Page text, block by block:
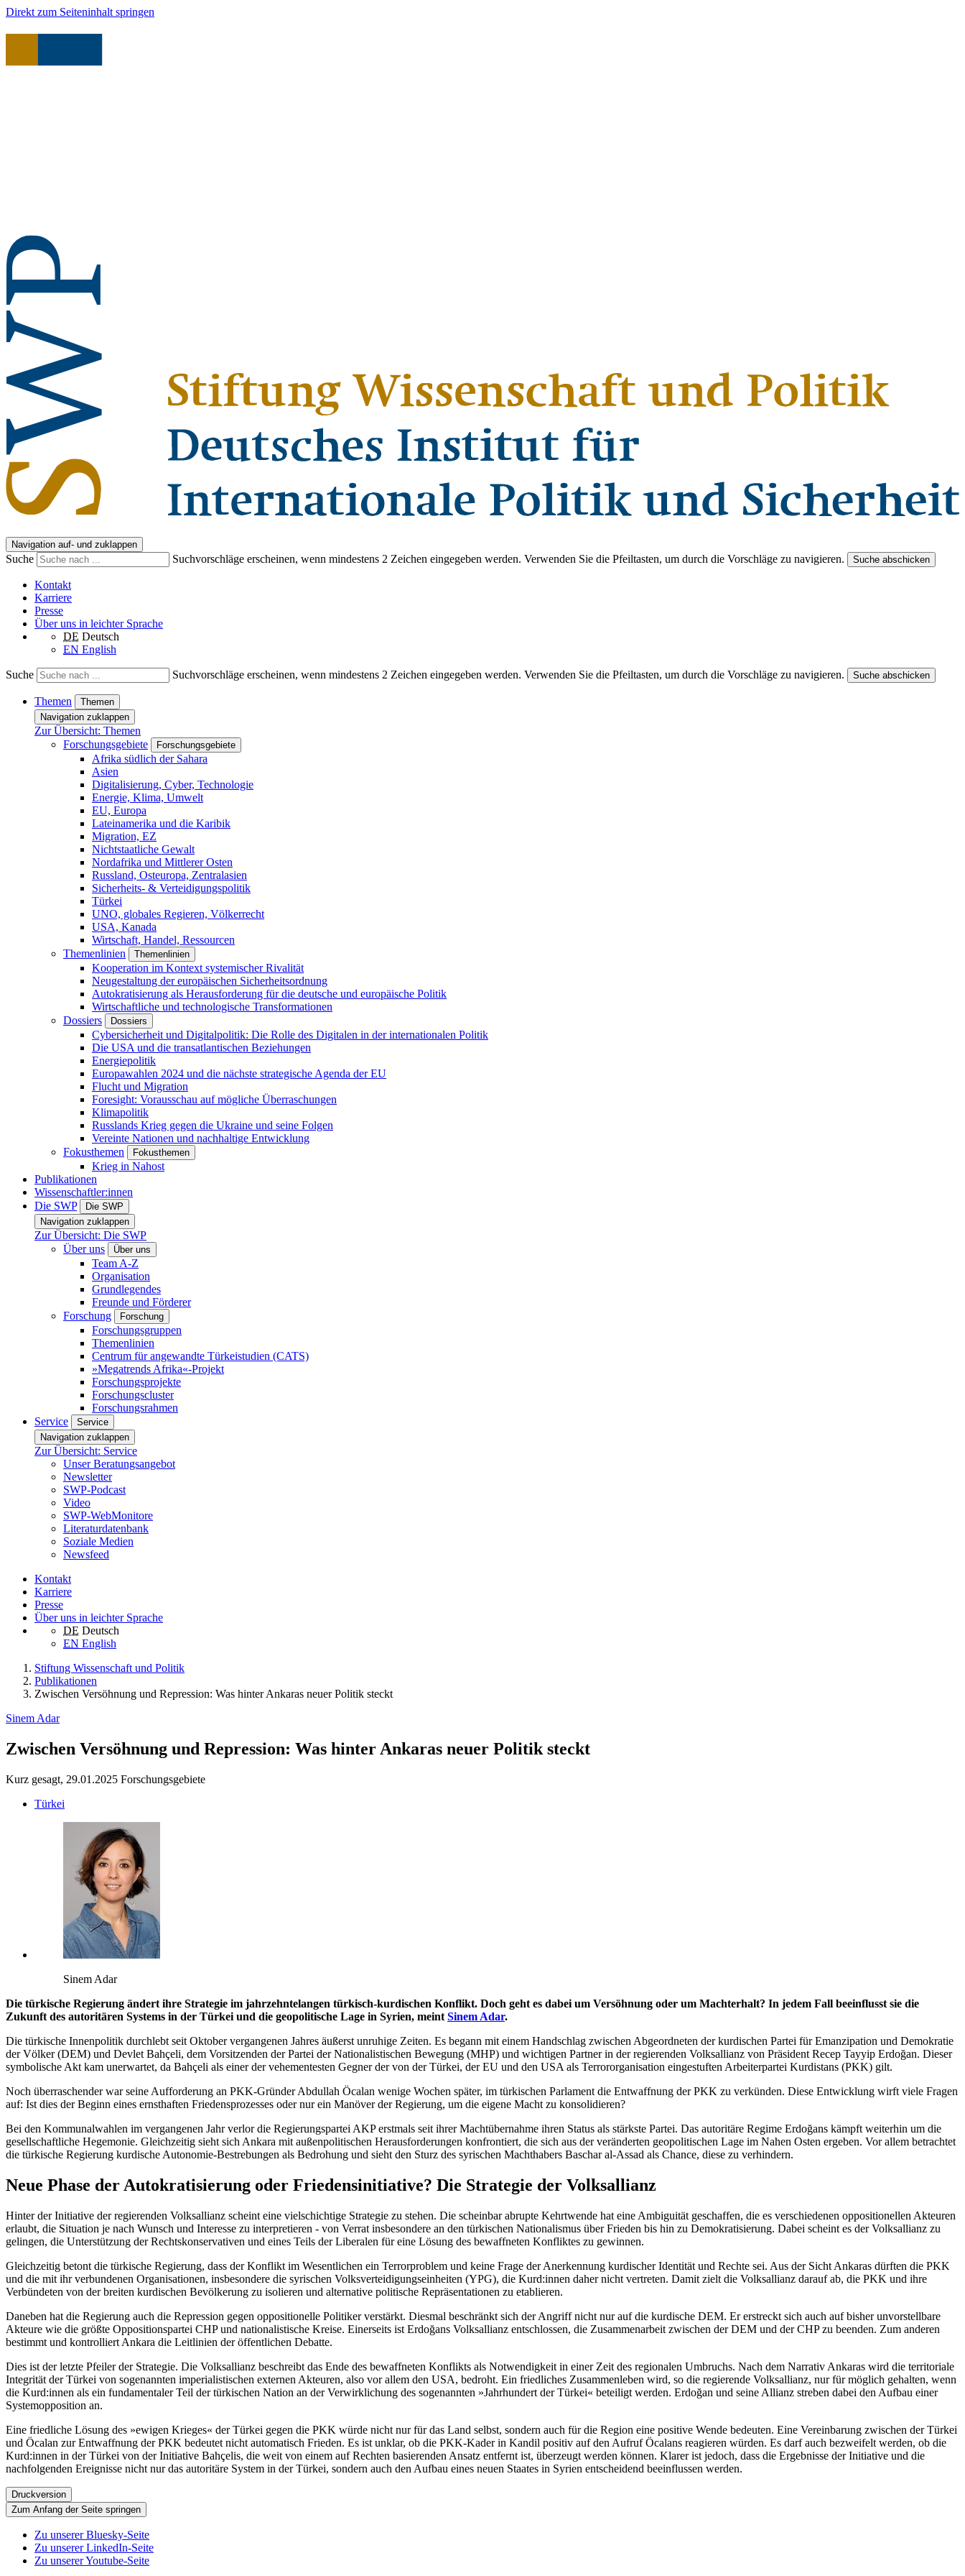
Direkt zum Seiteninhalt springen
Navigation auf- und zuklappen
Suche Suchvorschläge erscheinen, wenn mindestens 2 Zeichen eingegeben werden. Verwenden Sie die Pfeiltasten, um durch die Vorschläge zu navigieren. Suche abschicken
Kontakt
Karriere
Presse
Über uns in leichter Sprache
DE Deutsch
EN English
Suche Suchvorschläge erscheinen, wenn mindestens 2 Zeichen eingegeben werden. Verwenden Sie die Pfeiltasten, um durch die Vorschläge zu navigieren. Suche abschicken
Themen
Themen
Navigation zuklappen
Zur Übersicht: Themen
Forschungsgebiete
Forschungsgebiete
Afrika südlich der Sahara
Asien
Digitalisierung, Cyber, Technologie
Energie, Klima, Umwelt
EU, Europa
Lateinamerika und die Karibik
Migration, EZ
Nichtstaatliche Gewalt
Nordafrika und Mittlerer Osten
Russland, Osteuropa, Zentralasien
Sicherheits- & Verteidigungspolitik
Türkei
UNO, globales Regieren, Völkerrecht
USA, Kanada
Wirtschaft, Handel, Ressourcen
Themenlinien
Themenlinien
Kooperation im Kontext systemischer Rivalität
Neugestaltung der europäischen Sicherheitsordnung
Autokratisierung als Herausforderung für die deutsche und europäische Politik
Wirtschaftliche und technologische Transformationen
Dossiers
Dossiers
Cybersicherheit und Digitalpolitik: Die Rolle des Digitalen in der internationalen Politik
Die USA und die transatlantischen Beziehungen
Energiepolitik
Europawahlen 2024 und die nächste strategische Agenda der EU
Flucht und Migration
Foresight: Vorausschau auf mögliche Überraschungen
Klimapolitik
Russlands Krieg gegen die Ukraine und seine Folgen
Vereinte Nationen und nachhaltige Entwicklung
Fokusthemen
Fokusthemen
Krieg in Nahost
Publikationen
Wissenschaftler:innen
Die SWP
Die SWP
Navigation zuklappen
Zur Übersicht: Die SWP
Über uns
Über uns
Team A-Z
Organisation
Grundlegendes
Freunde und Förderer
Forschung
Forschung
Forschungsgruppen
Themenlinien
Centrum für angewandte Türkeistudien (CATS)
»Megatrends Afrika«-Projekt
Forschungsprojekte
Forschungscluster
Forschungsrahmen
Service
Service
Navigation zuklappen
Zur Übersicht: Service
Unser Beratungsangebot
Newsletter
SWP-Podcast
Video
SWP-WebMonitore
Literaturdatenbank
Soziale Medien
Newsfeed
Kontakt
Karriere
Presse
Über uns in leichter Sprache
DE Deutsch
EN English
Stiftung Wissenschaft und Politik
Publikationen
Zwischen Versöhnung und Repression: Was hinter Ankaras neuer Politik steckt
Sinem Adar
Zwischen Versöhnung und Repression: Was hinter Ankaras neuer Politik steckt
Kurz gesagt, 29.01.2025 Forschungsgebiete
Türkei
Sinem Adar
Die türkische Regierung ändert ihre Strategie im jahrzehntelangen türkisch-kurdischen Konflikt. Doch geht es dabei um Versöhnung oder um Machterhalt? In jedem Fall beeinflusst sie die
Zukunft des autoritären Systems in der Türkei und die geopolitische Lage in Syrien, meint Sinem Adar.
Die türkische Innenpolitik durchlebt seit Oktober vergangenen Jahres äußerst unruhige Zeiten. Es begann mit einem Handschlag zwischen Abgeordneten der kurdischen Partei für Emanzipation und Demokratie
der Völker (DEM) und Devlet Bahçeli, dem Vorsitzenden der Partei der Nationalistischen Bewegung (MHP) und wichtigen Partner in der regierenden Volksallianz von Präsident Recep Tayyip Erdoğan. Dieser
symbolische Akt kam unerwartet, da Bahçeli als einer der vehementesten Gegner der von der Türkei, der EU und den USA als Terrororganisation eingestuften Arbeiterpartei Kurdistans (PKK) gilt.
Noch überraschender war seine Aufforderung an PKK-Gründer Abdullah Öcalan wenige Wochen später, im türkischen Parlament die Entwaffnung der PKK zu verkünden. Diese Entwicklung wirft viele Fragen
auf: Ist dies der Beginn eines ernsthaften Friedensprozesses oder nur ein Manöver der Regierung, um die eigene Macht zu konsolidieren?
Bei den Kommunalwahlen im vergangenen Jahr verlor die Regierungspartei AKP erstmals seit ihrer Machtübernahme ihren Status als stärkste Partei. Das autoritäre Regime Erdoğans kämpft weiterhin um die
gesellschaftliche Hegemonie. Gleichzeitig sieht sich Ankara mit außenpolitischen Herausforderungen konfrontiert, die sich aus der veränderten geopolitischen Lage im Nahen Osten ergeben. Vor allem betrachtet
die türkische Regierung kurdische Autonomie-Bestrebungen als Bedrohung und sieht den Sturz des syrischen Machthabers Baschar al-Assad als Chance, diese zu verhindern.
Neue Phase der Autokratisierung oder Friedensinitiative? Die Strategie der Volksallianz
Hinter der Initiative der regierenden Volksallianz scheint eine vielschichtige Strategie zu stehen. Die scheinbar abrupte Kehrtwende hat eine Ambiguität geschaffen, die es verschiedenen oppositionellen Akteuren
erlaubt, die Situation je nach Wunsch und Interesse zu interpretieren - von Verrat insbesondere an den türkischen Nationalismus über Frieden bis hin zu Demokratisierung. Dabei scheint es der Volksallianz zu
gelingen, die Unterstützung der Rechtskonservativen und eines Teils der Liberalen für eine Lösung des bewaffneten Konfliktes zu gewinnen.
Gleichzeitig betont die türkische Regierung, dass der Konflikt im Wesentlichen ein Terrorproblem und keine Frage der Anerkennung kurdischer Identität und Rechte sei. Aus der Sicht Ankaras dürften die PKK
und die mit ihr verbundenen Organisationen, insbesondere die syrischen Volksverteidigungseinheiten (YPG), die Kurd:innen daher nicht vertreten. Damit zielt die Volksallianz darauf ab, die PKK und ihre
Verbündeten von der breiten kurdischen Bevölkerung zu isolieren und alternative politische Repräsentationen zu etablieren.
Daneben hat die Regierung auch die Repression gegen oppositionelle Politiker verstärkt. Diesmal beschränkt sich der Angriff nicht nur auf die kurdische DEM. Er erstreckt sich auch auf bisher unvorstellbare
Akteure wie die größte Oppositionspartei CHP und nationalistische Kreise. Einerseits ist Erdoğans Volksallianz entschlossen, die Zusammenarbeit zwischen der DEM und der CHP zu beenden. Zum anderen
bestimmt und kontrolliert Ankara die Leitlinien der öffentlichen Debatte.
Dies ist der letzte Pfeiler der Strategie. Die Volksallianz beschreibt das Ende des bewaffneten Konflikts als Notwendigkeit in einer Zeit des regionalen Umbruchs. Nach dem Narrativ Ankaras wird die territoriale
Integrität der Türkei von sogenannten imperialistischen externen Akteuren, also vor allem den USA, bedroht. Ein friedliches Zusammenleben wird, so die regierende Volksallianz, nur für möglich gehalten, wenn
die Kurd:innen als ein fundamentaler Teil der türkischen Nation an der Verwirklichung des sogenannten »Jahrhundert der Türkei« beteiligt werden. Erdoğan und seine Allianz streben dabei den Aufbau einer
Systemopposition an.
Eine friedliche Lösung des »ewigen Krieges« der Türkei gegen die PKK würde nicht nur für das Land selbst, sondern auch für die Region eine positive Wende bedeuten. Eine Vereinbarung zwischen der Türkei
und Öcalan zur Entwaffnung der PKK bedeutet nicht automatisch Frieden. Es ist unklar, ob die PKK-Kader in Kandil positiv auf den Aufruf Öcalans reagieren würden. Es darf auch bezweifelt werden, ob die
Kurd:innen in der Türkei von der Initiative Bahçelis, die weit von einem auf Rechten basierenden Ansatz entfernt ist, überzeugt werden können. Klarer ist jedoch, dass die Ergebnisse der Initiative und die
nachfolgenden Ereignisse nicht nur das autoritäre System in der Türkei, sondern auch den Aufbau eines neuen Staates in Syrien entscheidend beeinflussen werden.
Druckversion
Zum Anfang der Seite springen
Zu unserer Bluesky-Seite
Zu unserer LinkedIn-Seite
Zu unserer Youtube-Seite